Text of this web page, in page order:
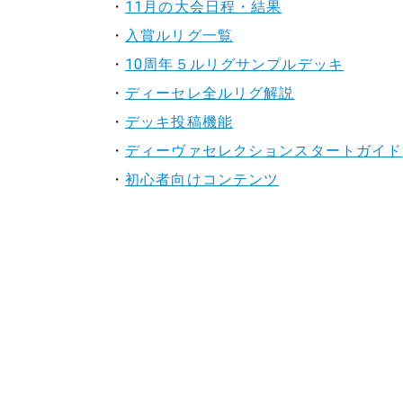
・ 11月の大会日程・結果
・ 入賞ルリグ一覧
・ 10周年５ルリグサンプルデッキ
・ ディーセレ全ルリグ解説
・ デッキ投稿機能
・ ディーヴァセレクションスタートガイド
・初心者向けコンテンツ